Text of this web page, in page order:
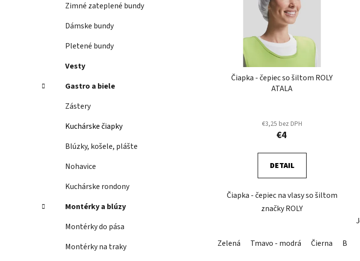
Zimné zateplené bundy
Dámske bundy
Pletené bundy
Vesty
Gastro a biele
Zástery
Kuchárske čiapky
Blúzky, košele, plášte
Nohavice
Kuchárske rondony
Montérky a blúzy
Montérky do pása
Montérky na traky
Čiapka - čepiec so šiltom ROLY
ATALA
€3,25 bez DPH
€4
DETAIL
Čiapka - čepiec na vlasy so šiltom
značky ROLY
Zelená Tmavo - modrá Čierna Biela